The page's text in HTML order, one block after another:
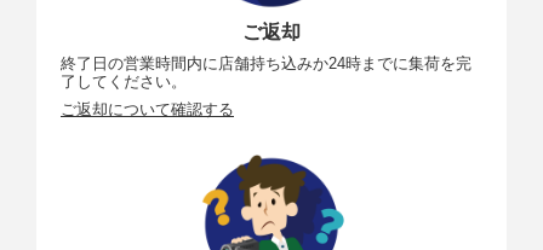
ご返却
終了日の営業時間内に店舗持ち込みか24時までに集荷を完
了してください。
ご返却について確認する